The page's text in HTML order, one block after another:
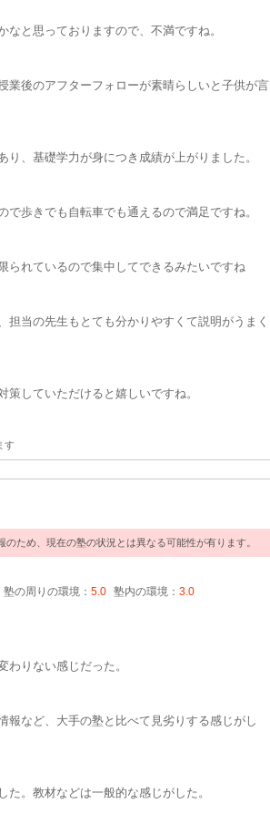
と思っておりますので、不満ですね。
業後のアフターフォローが素晴らしいと子供が言
、基礎学力が身につき成績が上がりました。
歩きでも自転車でも通えるので満足ですね。
られているので集中してできるみたいですね
当の先生もとても分かりやすくて説明がうまく
していただけると嬉しいですね。
す
ため、現在の塾の状況とは異なる可能性が有ります。
塾の周りの環境： 5.0 塾内の環境： 3.0
りない感じだった。
報など、大手の塾と比べて見劣りする感じがし
。教材などは一般的な感じがした。